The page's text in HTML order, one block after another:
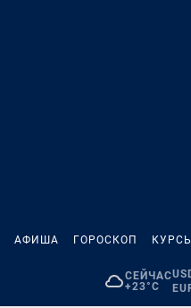
АФИША ГОРОСКОП
СЕЙЧАС
+23°C